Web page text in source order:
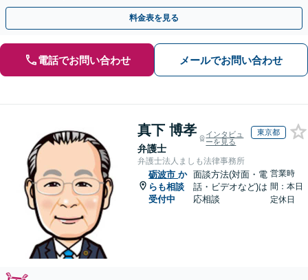
ょう【初回相談無料】【法テラス利用可】
料金表を見る
電話でお問い合わせ メールでお問い合わせ
真下 博孝
弁護士
インタビュ
ーを見る
東京都
弁護士法人ましも法律事務所
砺波市 か
らも相談
受付中
面談方法(対面・電
話・ビデオなど)は
応相談
営業時
間：本日
定休日